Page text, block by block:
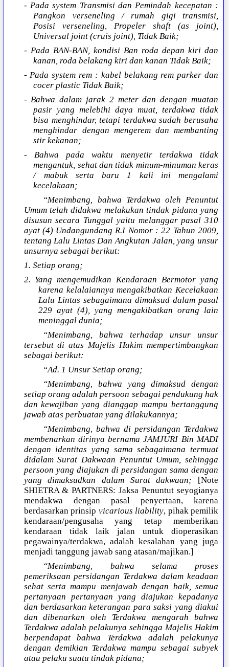
- Pada system Transmisi dan Pemindah kecepatan :
Pangkon verseneling / rumah gigi transmisi,
Posisi verseneling, Propeler shaft (as joint),
Universal joint (cruis joint), Tidak Baik;
- Pada BAN-BAN, kondisi Ban roda depan kiri dan
kanan, roda belakang kiri dan kanan Tidak Baik;
- Pada system rem : kabel belakang rem parker dan
cocer plastic Tidak Baik;
- Bahwa dalam jarak 2 meter dan dengan muatan
pasir yang melebihi daya muat, terdakwa tidak
bisa menghindar, tetapi terdakwa sudah berusaha
menghindar dengan mengerem dan membanting
stir kekanan;
- Bahwa pada waktu menyetir terdakwa tidak
mengantuk, sehat dan tidak minum-minuman keras
/ mabuk serta baru 1 kali ini mengalami
kecelakaan;
“Menimbang, bahwa Terdakwa oleh Penuntut
Umum telah didakwa melakukan tindak pidana yang
disusun secara Tunggal yaitu melanggar pasal 310
ayat (4) Undangundang R.I Nomor : 22 Tahun 2009,
tentang Lalu Lintas Dan Angkutan Jalan, yang unsur
unsurnya sebagai berikut:
1. Setiap orang;
2. Yang mengemudikan Kendaraan Bermotor yang
karena kelalaiannya mengakibatkan Kecelakaan
Lalu Lintas sebagaimana dimaksud dalam pasal
229 ayat (4), yang mengakibatkan orang lain
meninggal dunia;
“Menimbang, bahwa terhadap unsur unsur
tersebut di atas Majelis Hakim mempertimbangkan
sebagai berikut:
“Ad. 1 Unsur Setiap orang;
“Menimbang, bahwa yang dimaksud dengan
setiap orang adalah persoon sebagai pendukung hak
dan kewajiban yang dianggap mampu bertanggung
jawab atas perbuatan yang dilakukannya;
“Menimbang, bahwa di persidangan Terdakwa
membenarkan dirinya bernama JAMJURI Bin MADI
dengan identitas yang sama sebagaimana termuat
didalam Surat Dakwaan Penuntut Umum, sehingga
persoon yang diajukan di persidangan sama dengan
yang dimaksudkan dalam Surat dakwaan; [Note
SHIETRA & PARTNERS: Jaksa Penuntut seyogianya
mendakwa dengan pasal penyertaan, karena
berdasarkan prinsip vicarious liability, pihak pemilik
kendaraan/pengusaha yang tetap memberikan
kendaraan tidak laik jalan untuk dioperasikan
pegawainya/terdakwa, adalah kesalahan yang juga
menjadi tanggung jawab sang atasan/majikan.]
“Menimbang, bahwa selama proses
pemeriksaan persidangan Terdakwa dalam keadaan
sehat serta mampu menjawab dengan baik, semua
pertanyaan pertanyaan yang diajukan kepadanya
dan berdasarkan keterangan para saksi yang diakui
dan dibenarkan oleh Terdakwa mengarah bahwa
Terdakwa adalah pelakunya sehingga Majelis Hakim
berpendapat bahwa Terdakwa adalah pelakunya
dengan demikian Terdakwa mampu sebagai subyek
atau pelaku suatu tindak pidana;